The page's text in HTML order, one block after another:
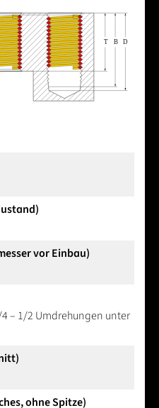
vor Einbau)
– 1/2 Umdrehungen unter
ohne Spitze)